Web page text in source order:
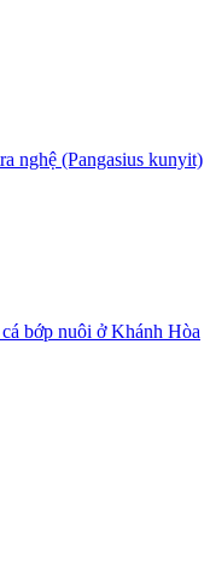
nghệ (Pangasius kunyit)
bớp nuôi ở Khánh Hòa